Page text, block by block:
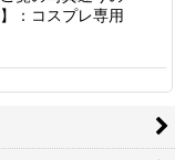
コスプレ専用